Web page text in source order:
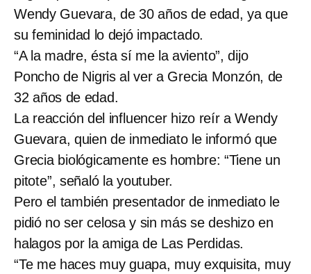
Wendy Guevara, de 30 años de edad, ya que
su feminidad lo dejó impactado.
“A la madre, ésta sí me la aviento”, dijo
Poncho de Nigris al ver a Grecia Monzón, de
32 años de edad.
La reacción del influencer hizo reír a Wendy
Guevara, quien de inmediato le informó que
Grecia biológicamente es hombre: “Tiene un
pitote”, señaló la youtuber.
Pero el también presentador de inmediato le
pidió no ser celosa y sin más se deshizo en
halagos por la amiga de Las Perdidas.
“Te me haces muy guapa, muy exquisita, muy